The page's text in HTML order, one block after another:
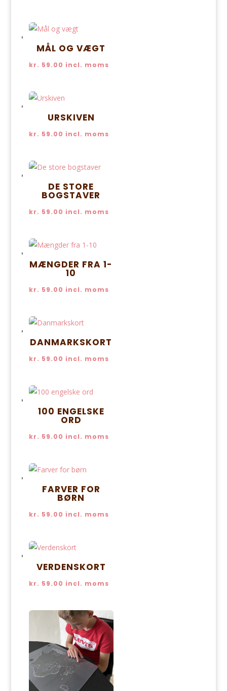
MÅL OG VÆGT
kr. 59.00 incl. moms
URSKIVEN
kr. 59.00 incl. moms
DE STORE
BOGSTAVER
kr. 59.00 incl. moms
MÆNGDER FRA 1-
10
kr. 59.00 incl. moms
DANMARKSKORT
kr. 59.00 incl. moms
100 ENGELSKE
ORD
kr. 59.00 incl. moms
FARVER FOR
BØRN
kr. 59.00 incl. moms
VERDENSKORT
kr. 59.00 incl. moms